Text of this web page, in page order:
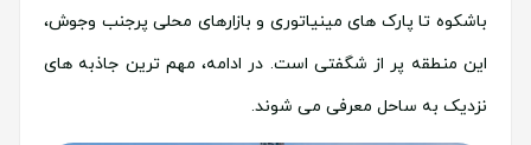
باشکوه تا پارک های مینیاتوری و بازارهای محلی پرجنب وجوش،
این منطقه پر از شگفتی است. در ادامه، مهم ترین جاذبه های
نزدیک به ساحل معرفی می شوند.